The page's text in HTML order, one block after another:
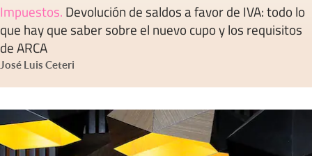
Impuestos. Devolución de saldos a favor de IVA: todo lo
que hay que saber sobre el nuevo cupo y los requisitos
de ARCA
José Luis Ceteri